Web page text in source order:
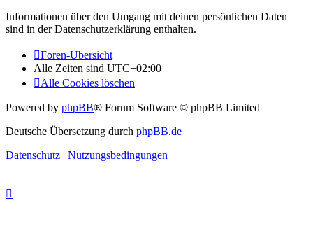
Informationen über den Umgang mit deinen persönlichen Daten
sind in der Datenschutzerklärung enthalten.
Foren-Übersicht
Alle Zeiten sind UTC+02:00
Alle Cookies löschen
Powered by phpBB® Forum Software © phpBB Limited
Deutsche Übersetzung durch phpBB.de
Datenschutz
Nutzungsbedingungen